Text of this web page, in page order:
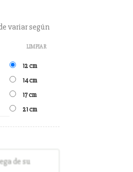
variar según
12 cm
14 cm
17 cm
21 cm
LIMPIAR
de su